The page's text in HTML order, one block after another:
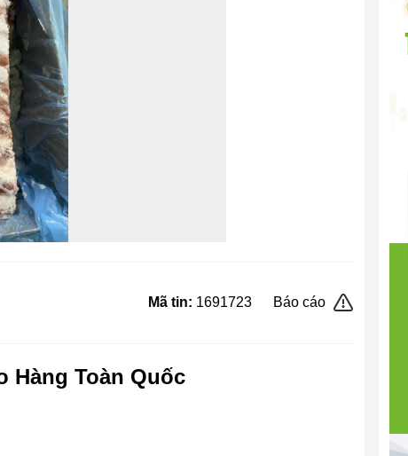
Mã tin: 1691723 Báo cáo
Hàng Toàn Quốc